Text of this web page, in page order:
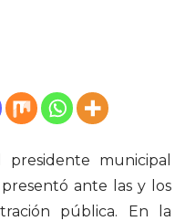
presidente municipal
ante las y los
pública. En la